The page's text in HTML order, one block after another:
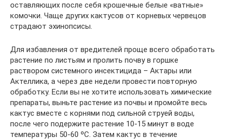
оставляющих после себя крошечные белые «ватные»
комочки. Чаще других кактусов от корневых червецов
страдают эхинопсисы.
Для избавления от вредителей проще всего обработать
растение по листьям и пролить почву в горшке
раствором системного инсектицида – Актары или
Актеллика, а через две недели провести повторную
обработку. Если вы не хотите использовать химические
препараты, выньте растение из почвы и промойте весь
кактус вместе с корнями под сильной струей воды,
после чего подержите растение 10-15 минут в воде
температуры 50-60 ºC. Затем кактус в течение